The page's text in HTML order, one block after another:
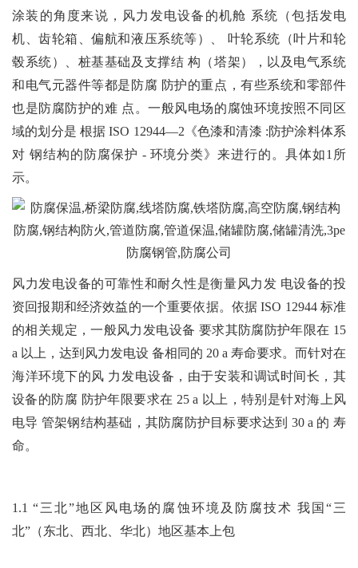
涂装的角度来说，风力发电设备的机舱 系统（包括发电
机、齿轮箱、偏航和液压系统等）、 叶轮系统（叶片和轮
毂系统）、桩基基础及支撑结 构（塔架），以及电气系统
和电气元器件等都是防腐 防护的重点，有些系统和零部件
也是防腐防护的难 点。一般风电场的腐蚀环境按照不同区
域的划分是 根据 ISO 12944—2《色漆和清漆 :防护涂料体系
对 钢结构的防腐保护 - 环境分类》来进行的。具体如1所
示。
风力发电设备的可靠性和耐久性是衡量风力发 电设备的投
资回报期和经济效益的一个重要依据。依据 ISO 12944 标准
的相关规定，一般风力发电设备 要求其防腐防护年限在 15
a 以上，达到风力发电设 备相同的 20 a 寿命要求。而针对在
海洋环境下的风 力发电设备，由于安装和调试时间长，其
设备的防腐 防护年限要求在 25 a 以上，特别是针对海上风
电导 管架钢结构基础，其防腐防护目标要求达到 30 a 的 寿
命。
1.1 “三北”地区风电场的腐蚀环境及防腐技术 我国“三
北”（东北、西北、华北）地区基本上包